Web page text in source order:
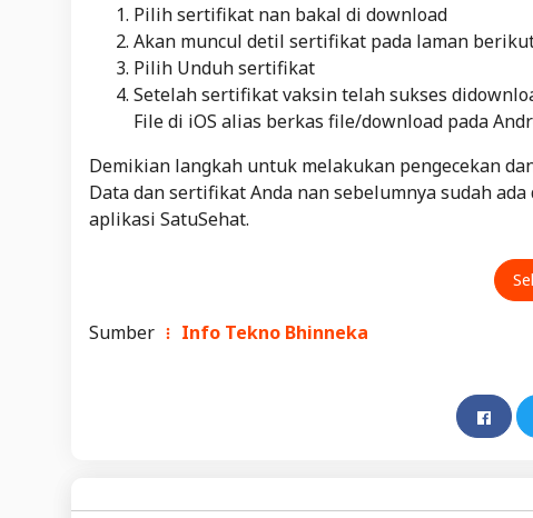
Pilih sertifikat nan bakal di download
Akan muncul detil sertifikat pada laman
Pilih Unduh sertifikat
Setelah sertifikat vaksin telah sukses
File di iOS alias berkas file/download pada
Demikian langkah untuk melakukan pengecekan
Data dan sertifikat Anda nan sebelumnya sudah
aplikasi SatuSehat.
Sumber Info Tekno Bhinneka